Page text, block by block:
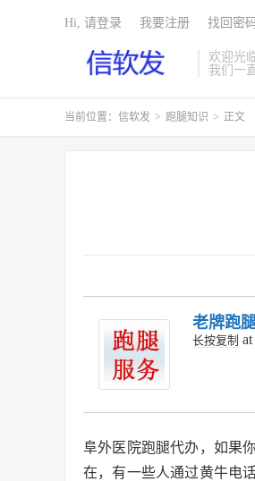
欢迎光
我们一
Hi, 请登录 我要注册 找回密
当前位置： 信软发 > 跑腿知识 > 正文
老牌跑
长按复制 at
阜外医院跑腿代办，如果
在，有一些人通过黄牛电